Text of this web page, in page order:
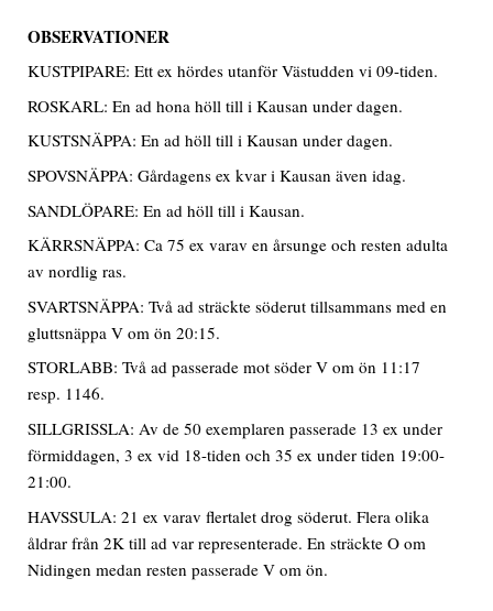
OBSERVATIONER
KUSTPIPARE: Ett ex hördes utanför Västudden vi 09-tiden.
ROSKARL: En ad hona höll till i Kausan under dagen.
KUSTSNÄPPA: En ad höll till i Kausan under dagen.
SPOVSNÄPPA: Gårdagens ex kvar i Kausan även idag.
SANDLÖPARE: En ad höll till i Kausan.
KÄRRSNÄPPA: Ca 75 ex varav en årsunge och resten adulta
av nordlig ras.
SVARTSNÄPPA: Två ad sträckte söderut tillsammans med en
gluttsnäppa V om ön 20:15.
STORLABB: Två ad passerade mot söder V om ön 11:17
resp. 1146.
SILLGRISSLA: Av de 50 exemplaren passerade 13 ex under
förmiddagen, 3 ex vid 18-tiden och 35 ex under tiden 19:00-
21:00.
HAVSSULA: 21 ex varav flertalet drog söderut. Flera olika
åldrar från 2K till ad var representerade. En sträckte O om
Nidingen medan resten passerade V om ön.